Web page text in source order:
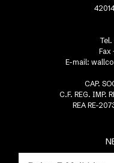
Tel.
Fax
E-mail:
CAP.
C.F. REG. IMP.
REA RE-